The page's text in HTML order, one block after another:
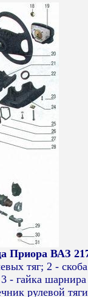
Приора ВАЗ
тяг; 2 - скоба
- гайка шарнира
рулевой